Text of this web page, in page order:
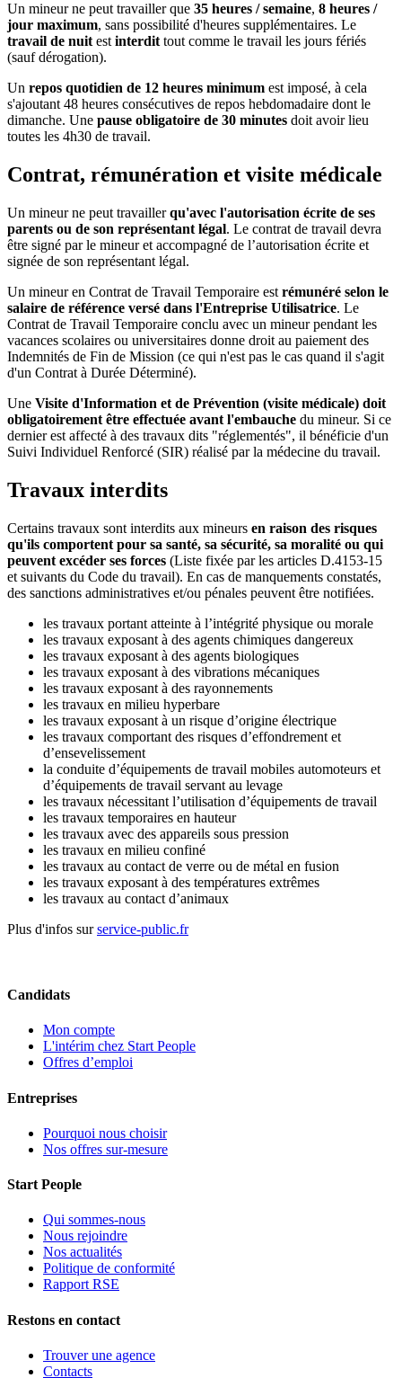
Un mineur ne peut travailler que 35 heures / semaine, 8 heures /
jour maximum, sans possibilité d'heures supplémentaires. Le
travail de nuit est interdit tout comme le travail les jours fériés
(sauf dérogation).
Un repos quotidien de 12 heures minimum est imposé, à cela
s'ajoutant 48 heures consécutives de repos hebdomadaire dont le
dimanche. Une pause obligatoire de 30 minutes doit avoir lieu
toutes les 4h30 de travail.
Contrat, rémunération et visite médicale
Un mineur ne peut travaillerqu'avec l'autorisation écrite de ses
parents ou de son représentant légal. Le contrat de travail devra
être signé par le mineur et accompagné de l’autorisation écrite et
signée de son représentant légal.
Un mineur en Contrat de Travail Temporaire est rémunéré selon le
salaire de référence versé dans l'Entreprise Utilisatrice. Le
Contrat de Travail Temporaire conclu avec un mineur pendant les
vacances scolaires ou universitaires donne droit au paiement des
Indemnités de Fin de Mission (ce qui n'est pas le cas quand il s'agit
d'un Contrat à Durée Déterminé).
Une Visite d'Information et de Prévention (visite médicale) doit
obligatoirement être effectuée avant l'embauche du mineur. Si ce
dernier est affecté à des travaux dits "réglementés", il bénéficie d'un
Suivi Individuel Renforcé (SIR) réalisé par la médecine du travail.
Travaux interdits
Certains travaux sont interdits aux mineurs en raison des risques
qu'ils comportent pour sa santé, sa sécurité, sa moralité ou qui
peuvent excéder ses forces (Liste fixée par les articles D.4153-15
et suivants du Code du travail). En cas de manquements constatés,
des sanctions administratives et/ou pénales peuvent être notifiées.
les travaux portant atteinte à l’intégrité physique ou morale
les travaux exposant à des agents chimiques dangereux
les travaux exposant à des agents biologiques
les travaux exposant à des vibrations mécaniques
les travaux exposant à des rayonnements
les travaux en milieu hyperbare
les travaux exposant à un risque d’origine électrique
les travaux comportant des risques d’effondrement et
d’ensevelissement
la conduite d’équipements de travail mobiles automoteurs et
d’équipements de travail servant au levage
les travaux nécessitant l’utilisation d’équipements de travail
les travaux temporaires en hauteur
les travaux avec des appareils sous pression
les travaux en milieu confiné
les travaux au contact de verre ou de métal en fusion
les travaux exposant à des températures extrêmes
les travaux au contact d’animaux
Plus d'infos surservice-public.fr
Candidats
Mon compte
L'intérim chez Start People
Offres d’emploi
Entreprises
Pourquoi nous choisir
Nos offres sur-mesure
Start People
Qui sommes-nous
Nous rejoindre
Nos actualités
Politique de conformité
Rapport RSE
Restons en contact
Trouver une agence
Contacts